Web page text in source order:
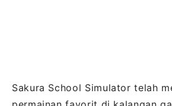
Sakura School Simulator telah